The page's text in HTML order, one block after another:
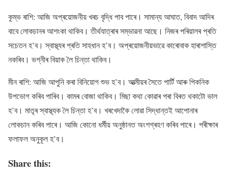
কুম্ভ ৰাশি: আজি অপ্ৰয়োজনীয় খৰচ বৃদ্ধি পাব পাৰে। সামান্য আঘাত, বিবাদ আদিৰ
বাবে লোকচানৰ আশংকা থাকিব। তীৰ্থযাত্ৰাৰ সম্ভাৱনা আছে। নিজৰ পৰিয়ালৰ প্ৰতি
সচেতন হ’ব। স্বাস্থ্যৰ প্ৰতি সাহধান হ’ব। অপ্ৰয়োজনীয়ভাৱে কাৰোবাক হাৰাশাস্তি
নকৰিব। ভগ্নীৰ বিয়াক লৈ চিন্তা থাকিব।
মীন ৰাশি: আজি আপুনি কৰা বিনিয়োগ শুভ হ’ব। আত্মীয়ৰ সৈতে পাৰ্টি আৰু পিকনিক
উপভোগ কৰিব পাৰিব। কামৰ বোজা থাকিব। মিছা কথা কোৱাৰ পৰা বিৰত থকাটো ভাল
হ’ব। মাতৃৰ স্বাস্থ্যক লৈ চিন্তা হ’ব। খৰখেদাকৈ লোৱা সিদ্ধান্তই আপোনাৰ
লোকচান কৰিব পাৰে। আজি কোনো ধৰ্মীয় অনুষ্ঠানত অংশগ্ৰহণ কৰিব পাৰে। পৰীক্ষাৰ
ফলাফল অনুকূল হ’ব।
Share this: